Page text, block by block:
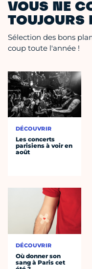
VOUS NE
TOUJOURS
Sélection des bons
coup toute l'année !
DÉCOUVRIR
Les concerts
parisiens à voir en
août
DÉCOUVRIR
Où donner son
sang à Paris cet